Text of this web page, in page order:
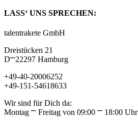
LASS‘ UNS SPRECHEN:
talentrakete GmbH
Dreistücken 21
D⎻22297 Hamburg
+49-40-20006252
+49-151-54618633
Wir sind für Dich da:
Montag ⎻ Freitag von 09:00 ⎻ 18:00 Uhr